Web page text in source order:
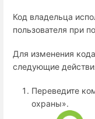
Код владельца
пользователя при
Для изменения
следующие
Переведите
охраны».